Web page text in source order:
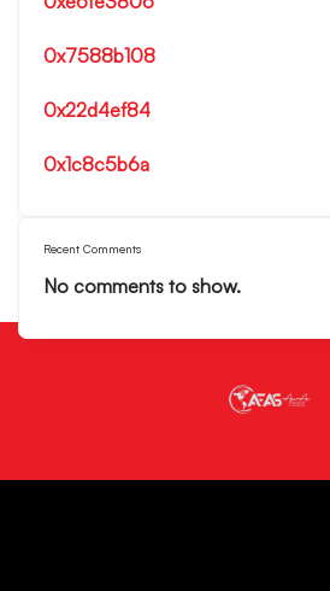
0x7588b108
0x22d4ef84
0x1c8c5b6a
Recent Comments
No comments to show.